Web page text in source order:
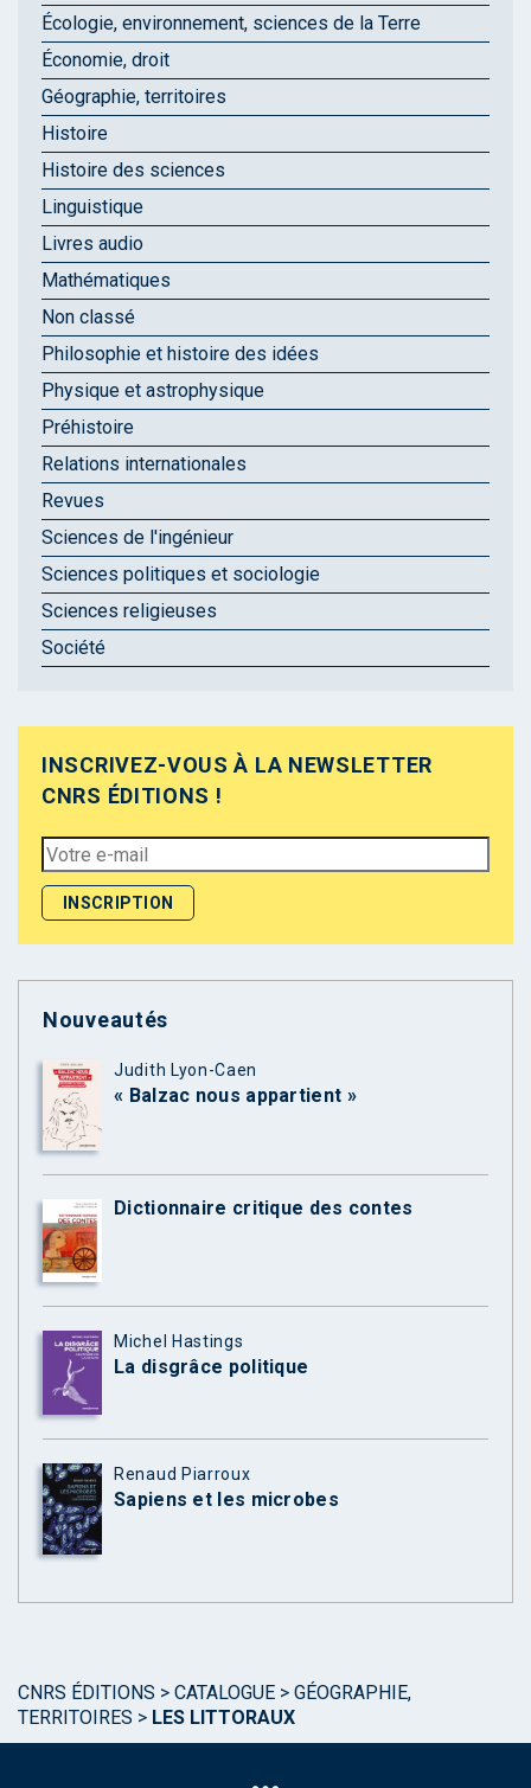
Écologie, environnement, sciences de la Terre
Économie, droit
Géographie, territoires
Histoire
Histoire des sciences
Linguistique
Livres audio
Mathématiques
Non classé
Philosophie et histoire des idées
Physique et astrophysique
Préhistoire
Relations internationales
Revues
Sciences de l'ingénieur
Sciences politiques et sociologie
Sciences religieuses
Société
INSCRIVEZ-VOUS À LA NEWSLETTER
CNRS ÉDITIONS !
Nouveautés
Judith Lyon-Caen
« Balzac nous appartient »
Dictionnaire critique des contes
Michel Hastings
La disgrâce politique
Renaud Piarroux
Sapiens et les microbes
CNRS ÉDITIONS > CATALOGUE > GÉOGRAPHIE,
TERRITOIRES > LES LITTORAUX